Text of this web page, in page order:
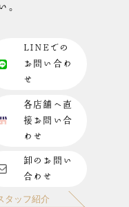
。
LINEでの
お問い合わ
せ
各店舗へ直
接お問い合
わせ
卸のお問い
合わせ
タッフ紹介